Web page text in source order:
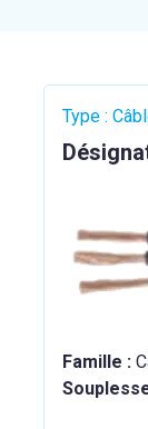
Type :
Famille :